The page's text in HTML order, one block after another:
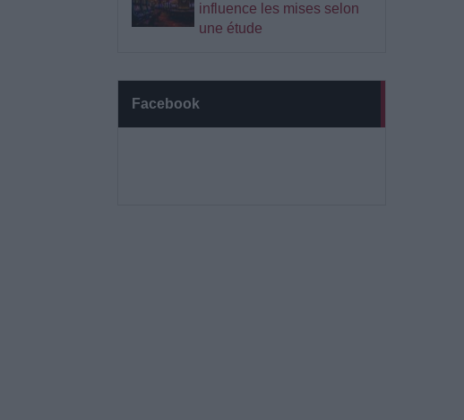
influence les mises selon
une étude
Facebook